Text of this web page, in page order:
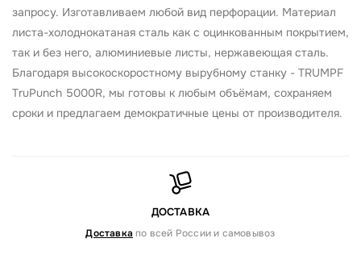
запросу. Изготавливаем любой вид перфорации. Материал
листа-холоднокатаная сталь как с оцинкованным покрытием,
так и без него, алюминиевые листы, нержавеющая сталь.
Благодаря высокоскоростному вырубному станку - TRUMPF
TruPunch 5000R, мы готовы к любым объёмам, сохраняем
сроки и предлагаем демократичные цены от производителя.
ДОСТАВКА
Доставка по всей России и самовывоз